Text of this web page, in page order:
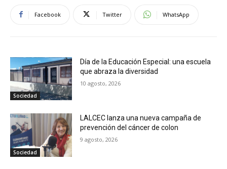
Facebook Twitter WhatsApp
Sociedad
Día de la Educación Especial: una escuela
que abraza la diversidad
10 agosto, 2026
Sociedad
LALCEC lanza una nueva campaña de
prevención del cáncer de colon
9 agosto, 2026